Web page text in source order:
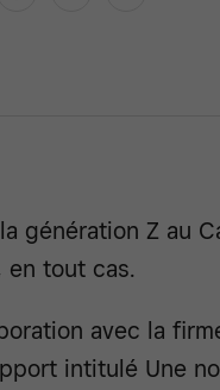
génération Z au
en tout cas.
avec la
intitulé Une